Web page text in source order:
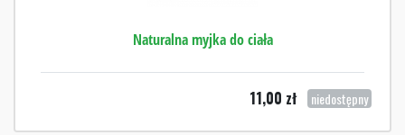
Naturalna myjka do ciała
11,00 zł niedostępny